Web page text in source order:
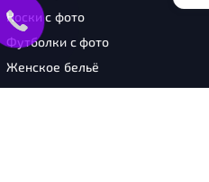
Носки с фото
Футболки с фото
Женское бельё
Чашки с фото